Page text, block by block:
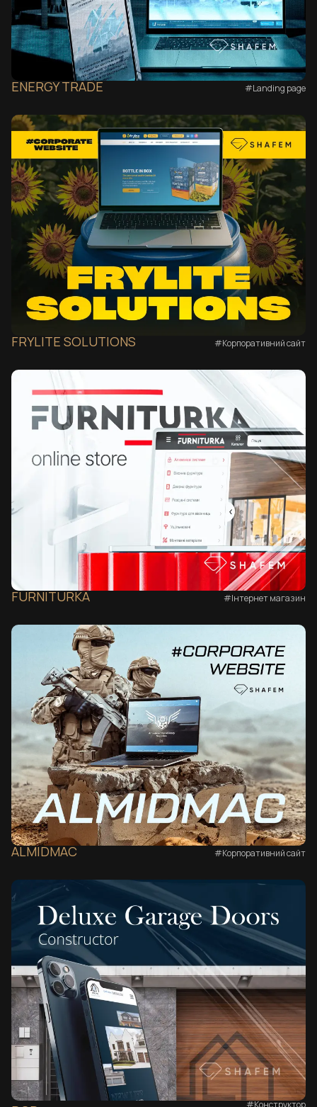
ENERGY TRADE #Landing page
FRYLITE SOLUTIONS #Корпоративний сайт
FURNITURKA #Інтернет магазин
ALMIDMAC #Корпоративний сайт
#Конструктор